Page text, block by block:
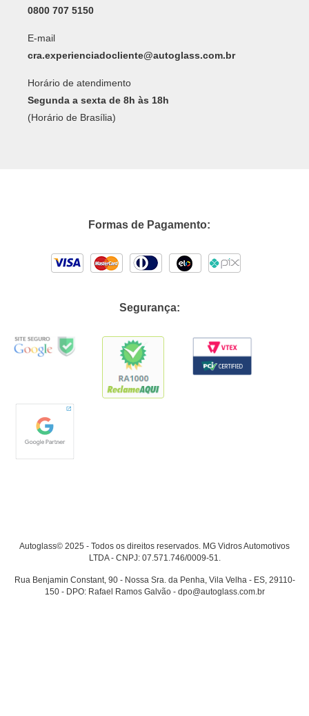
0800 707 5150
E-mail
cra.experienciadocliente@autoglass.com.br
Horário de atendimento
Segunda a sexta de 8h às 18h
(Horário de Brasília)
Formas de Pagamento:
Segurança:
Autoglass© 2025 - Todos os direitos reservados. MG Vidros Automotivos
LTDA - CNPJ: 07.571.746/0009-51.
Rua Benjamin Constant, 90 - Nossa Sra. da Penha, Vila Velha - ES, 29110-
150 - DPO: Rafael Ramos Galvão - dpo@autoglass.com.br